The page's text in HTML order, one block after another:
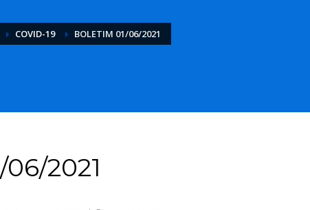
COVID-19 BOLETIM 01/06/2021
2021